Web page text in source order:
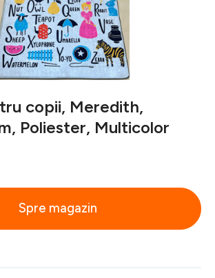
copii, Meredith,
Poliester, Multicolor
Spre magazin